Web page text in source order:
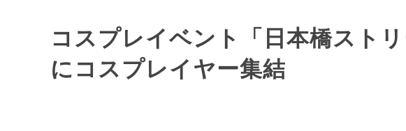
コスプレイベント「日本橋スト
にコスプレイヤー集結